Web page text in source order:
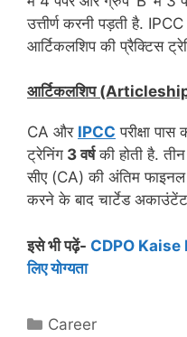
उत्तीर्ण करनी पड़ती है.
आर्टिकलशिप की प्रैक्टिस
आर्टिकलशिप
CA और IPCC परीक्षा
ट्रेनिंग 3 वर्षकी होती है.
सीए (CA) की अंतिम फाइनल
करने के बाद चार्टेड
इसे भी पढ़ें- CDPO Kaise
लिए योग्यता
Categories
Career